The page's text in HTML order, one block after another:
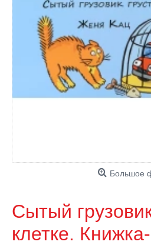
Большое
Сытый
клетке.